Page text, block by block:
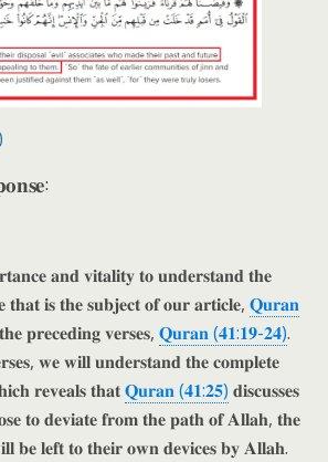
𝐚𝐧𝐝 𝐯𝐢𝐭𝐚𝐥𝐢𝐭𝐲 𝐭𝐨 𝐮𝐧𝐝𝐞𝐫𝐬𝐭𝐚𝐧𝐝 𝐭𝐡𝐞
𝐢𝐬 𝐭𝐡𝐞 𝐬𝐮𝐛𝐣𝐞𝐜𝐭 𝐨𝐟 𝐨𝐮𝐫 𝐚𝐫𝐭𝐢𝐜𝐥𝐞, 𝐐𝐮𝐫𝐚𝐧
𝐩𝐫𝐞𝐜𝐞𝐝𝐢𝐧𝐠 𝐯𝐞𝐫𝐬𝐞𝐬, 𝐐𝐮𝐫𝐚𝐧 (𝟒𝟏:𝟏𝟗-𝟐𝟒).
𝐰𝐞 𝐰𝐢𝐥𝐥 𝐮𝐧𝐝𝐞𝐫𝐬𝐭𝐚𝐧𝐝 𝐭𝐡𝐞 𝐜𝐨𝐦𝐩𝐥𝐞𝐭𝐞
𝐫𝐞𝐯𝐞𝐚𝐥𝐬 𝐭𝐡𝐚𝐭𝐐𝐮𝐫𝐚𝐧 (𝟒𝟏:𝟐𝟓) 𝐝𝐢𝐬𝐜𝐮𝐬𝐬𝐞𝐬
𝐭𝐨 𝐝𝐞𝐯𝐢𝐚𝐭𝐞 𝐟𝐫𝐨𝐦 𝐭𝐡𝐞 𝐩𝐚𝐭𝐡 𝐨𝐟 𝐀𝐥𝐥𝐚𝐡, 𝐭𝐡𝐞
𝐛𝐞 𝐥𝐞𝐟𝐭 𝐭𝐨 𝐭𝐡𝐞𝐢𝐫 𝐨𝐰𝐧 𝐝𝐞𝐯𝐢𝐜𝐞𝐬 𝐛𝐲 𝐀𝐥𝐥𝐚𝐡.